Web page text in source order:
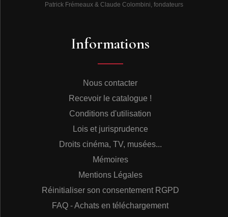
Patrick Frémeaux & Claude Colombini, fondateurs
Informations
Nous contacter
Recevoir le catalogue !
Conditions d'utilisation
Lois et jurisprudence
Droits cinéma, TV, musées...
Mémoires
Mentions Légales
Réinitialiser son consentement RGPD
FAQ - Achats en téléchargement